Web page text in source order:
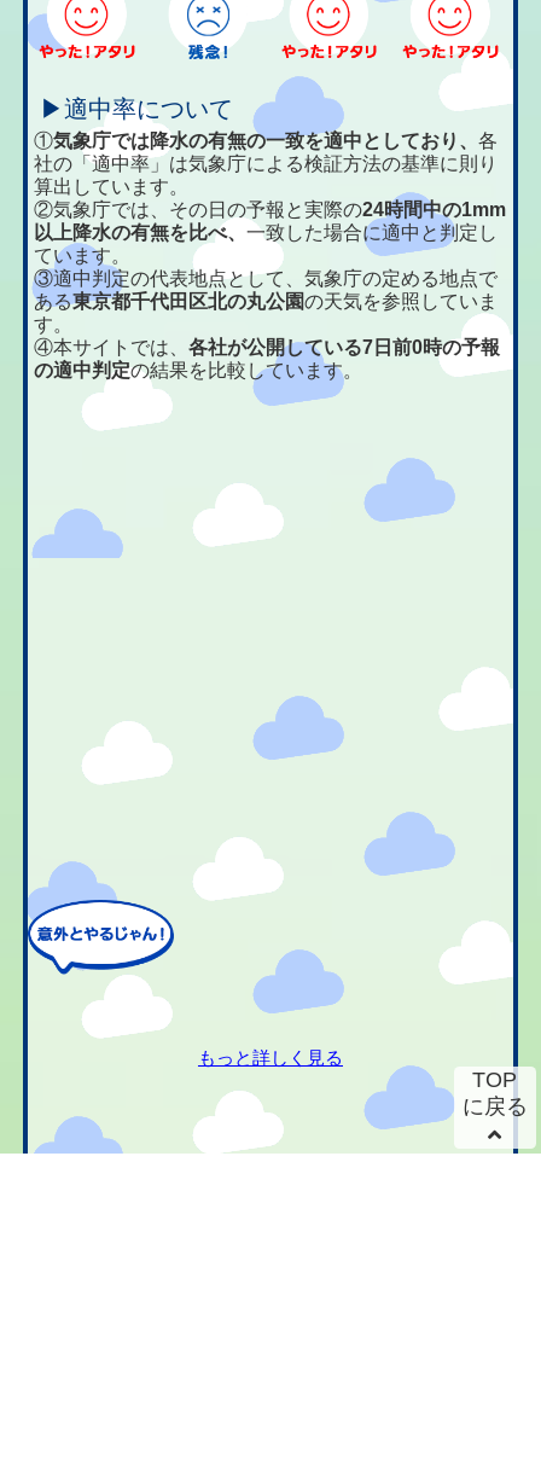
▶適中率について
①気象庁では降水の有無の一致を適中としており、各
社の「適中率」は気象庁による検証方法の基準に則り
算出しています。
②気象庁では、その日の予報と実際の24時間中の1mm
以上降水の有無を比べ、一致した場合に適中と判定し
ています。
③適中判定の代表地点として、気象庁の定める地点で
ある東京都千代田区北の丸公園の天気を参照していま
す。
④本サイトでは、各社が公開している7日前0時の予報
の適中判定の結果を比較しています。
もっと詳しく見る
TOP
に戻る